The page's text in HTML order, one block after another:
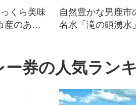
くら美味
産のあき
時の非常
大変便利
自然豊かな男鹿市
名水「滝の頭湧水
忙しい時や一人暮
に、また、防災時
してもご利用いた
ー券の人気ラン